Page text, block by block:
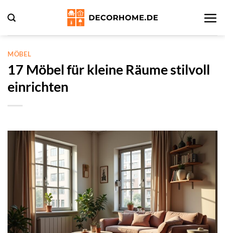
Inhalt
springen
MÖBEL
17 Möbel für kleine Räume stilvoll
einrichten